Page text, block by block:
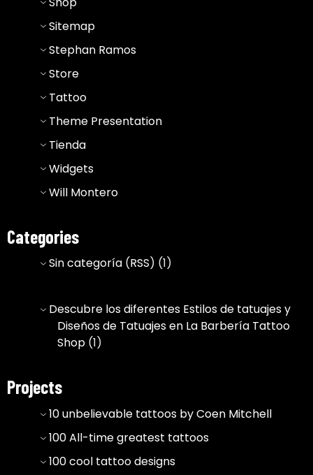
Sitemap
Stephan Ramos
Store
Tattoo
Theme Presentation
Tienda
Widgets
Will Montero
Categories
Sin categoría (RSS) (1)
Descubre los diferentes Estilos de tatuajes y
Diseños de Tatuajes en La Barbería Tattoo
Shop (1)
Projects
10 unbelievable tattoos by Coen Mitchell
100 All-time greatest tattoos
100 cool tattoo designs